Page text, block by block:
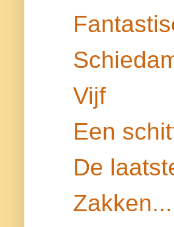
Vijf
Een
De
Zakken...